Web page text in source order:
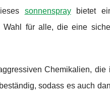
sonnenspraybietet
für alle, die eine
Chemikalien, die
sodass es auch